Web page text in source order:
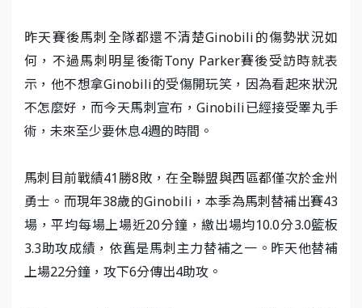
昨天賽後馬刺全隊都還不清楚Ginobili的傷勢狀況如
何，不過馬刺明星後衛Tony Parker賽後受訪時就表
示，他不想拿Ginobili的受傷開玩笑，因為看起來狀況
不怎麼好，而今天馬刺宣布，Ginobili已經接受睪丸手
術，未來至少要休息4週的時間。
馬刺目前戰績41勝8敗，在全聯盟與西區都僅次於金州
勇士。而現年38歲的Ginobili，本季為馬刺替補出賽43
場，平均每場上場近20分鐘，繳出場均10.0分3.0籃板
3.3助攻成績，依舊是馬刺主力替補之一。昨天他替補
上場22分鐘，攻下6分傳出4助攻。